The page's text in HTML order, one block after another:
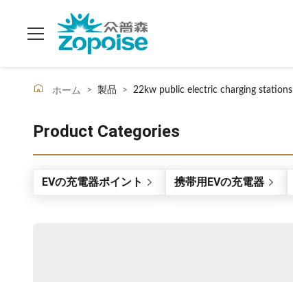
ホーム > 製品 > 22kw public electric charging stations
Product Categories
EVの充電器ポイント 携帯用EVの充電器